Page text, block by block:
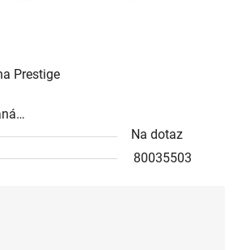
Prestige
Na dotaz
80035503